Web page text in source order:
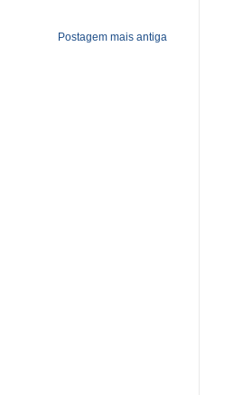
Postagem mais antiga